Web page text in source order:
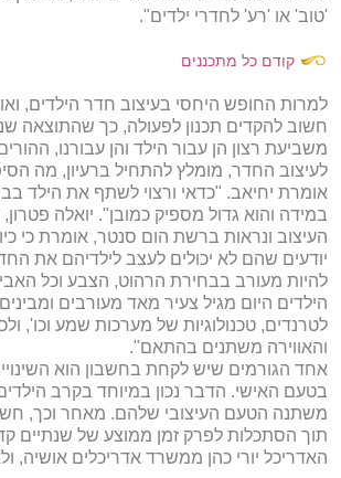
'טוב' או 'רע' לחדרי ילדים".
קודם כל מתכננים
למרות החופש היחסי בעיצוב חדר הילדים,
חשוב להקדים תכנון לפעולה, כך שהתוצאה
משביעת רצון הן עבור הילד והן עבורנו,
לעיצוב החדר, מומלץ להתחיל ברעיון, מה
אומרת יחיאב. "כדאי ורצוי לשתף את הילד
במידה והוא גדול מספיק כמובן". יואלה
העיצוב ונראות ברשת הום סנטר, אומרת כי
יודעים שהם לא יכולים לעצב לילדיהם את
להיות מעורב בבחירת הרהוט, הצבע וכל
הילדים היום מגיל צעיר מאד מעורבים
לטרנדים, טכנולוגיות של מערכות שמע וכו',
והאווירה משתנים בהתאם".
אחד הגורמים שיש לקחת בחשבון הוא
בטעם האישי. הדבר נכון במיוחד בקרב
משתנה הטעם העיצובי שלהם. מאחר וכך,
תוך הסתכלות לפרק זמן ממוצע של שנתיים
האדריכל יורי כהן ממשרד אדריכלים אושיה,